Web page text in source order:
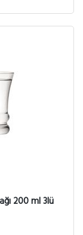
200 ml 3lü